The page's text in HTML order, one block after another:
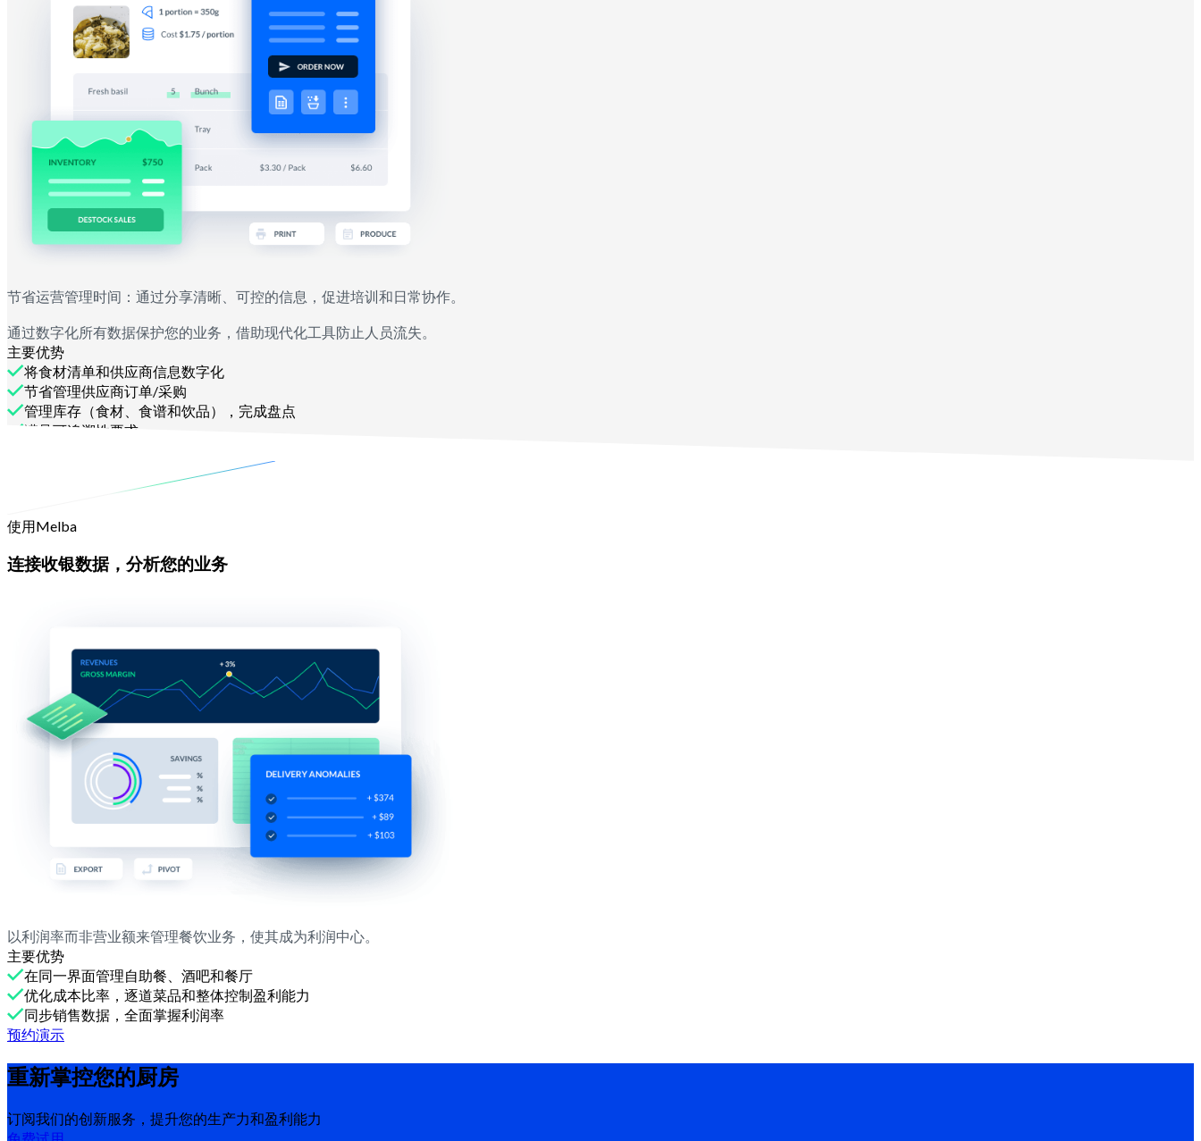
节省运营管理时间：通过分享清晰、可控的信息，促进培训和日常协作。
通过数字化所有数据保护您的业务，借助现代化工具防止人员流失。
主要优势
将食材清单和供应商信息数字化
节省管理供应商订单/采购
管理库存（食材、食谱和饮品），完成盘点
满足可追溯性要求
使用Melba
连接收银数据，分析您的业务
以利润率而非营业额来管理餐饮业务，使其成为利润中心。
主要优势
在同一界面管理自助餐、酒吧和餐厅
优化成本比率，逐道菜品和整体控制盈利能力
同步销售数据，全面掌握利润率
预约演示
重新掌控您的厨房
订阅我们的创新服务，提升您的生产力和盈利能力
免费试用